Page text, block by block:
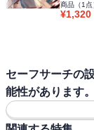
商品（1 点
¥1,320
セーフサーチの
能性があります。